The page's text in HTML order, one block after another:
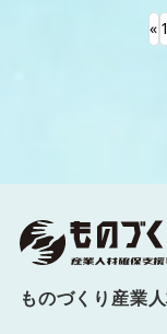
« 1
ものづくり産業